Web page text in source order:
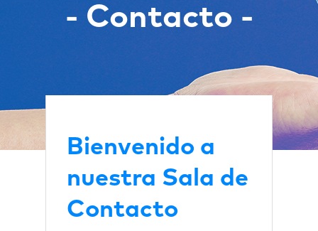
- Contacto -
Bienvenido a
nuestra Sala de
Contacto